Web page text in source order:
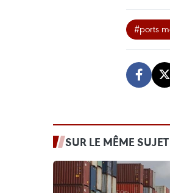
#ports
SUR LE MÊME SUJET